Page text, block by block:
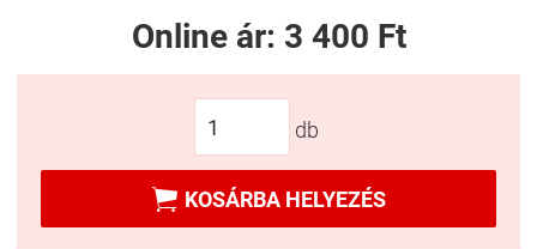
Online ár: 3 400 Ft
db
 KOSÁRBA HELYEZÉS